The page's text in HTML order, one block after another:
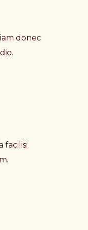
donec
facilisi